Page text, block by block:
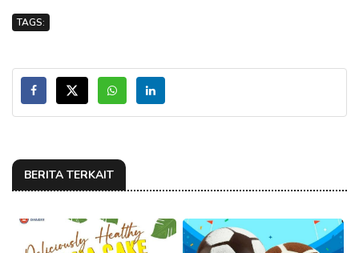
TAGS:
BERITA TERKAIT